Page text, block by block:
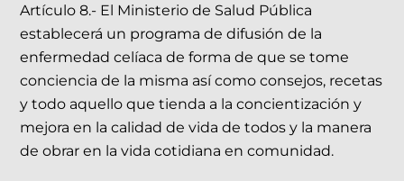
Artículo 8.- El Ministerio de Salud Pública
establecerá un programa de difusión de la
enfermedad celíaca de forma de que se tome
conciencia de la misma así como consejos, recetas
y todo aquello que tienda a la concientización y
mejora en la calidad de vida de todos y la manera
de obrar en la vida cotidiana en comunidad.